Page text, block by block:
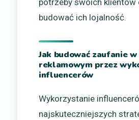
budować ich lojalność.
Jak budować zaufanie
reklamowym przez
influencerów
Wykorzystanie
najskuteczniejszych